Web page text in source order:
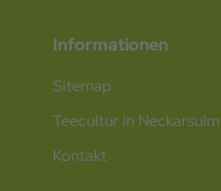
Informationen
Sitemap
Teecultur in Neckarsulm
Kontakt